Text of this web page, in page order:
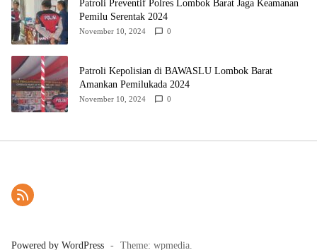
Patroli Preventif Polres Lombok Barat Jaga Keamanan
Pemilu Serentak 2024
November 10, 2024 0
Patroli Kepolisian di BAWASLU Lombok Barat
Amankan Pemilukada 2024
November 10, 2024 0
Powered by WordPress - Theme: wpmedia.